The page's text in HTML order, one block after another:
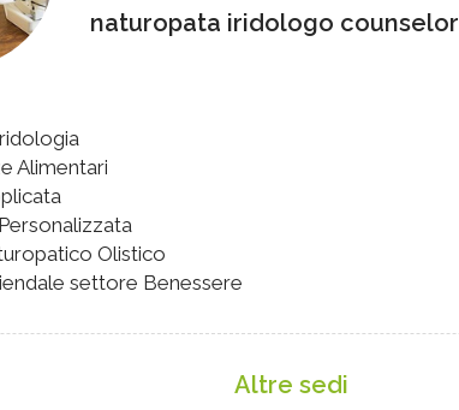
naturopata iridologo counselor
Alimentari
Olistico
settore Benessere
Altre sedi